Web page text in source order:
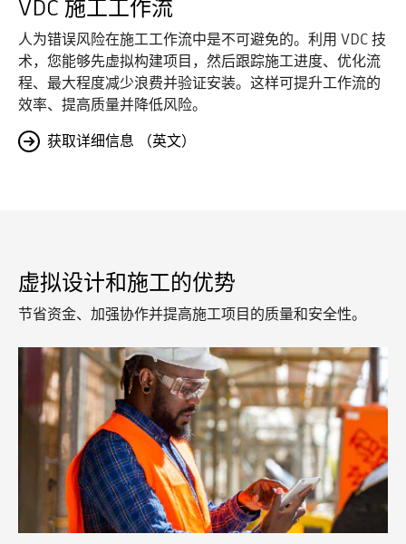
VDC 施工工作流
人为错误风险在施工工作流中是不可避免的。利用 VDC 技
术，您能够先虚拟构建项目，然后跟踪施工进度、优化流
程、最大程度减少浪费并验证安装。这样可提升工作流的
效率、提高质量并降低风险。
获取详细信息 （英文）
虚拟设计和施工的优势
节省资金、加强协作并提高施工项目的质量和安全性。